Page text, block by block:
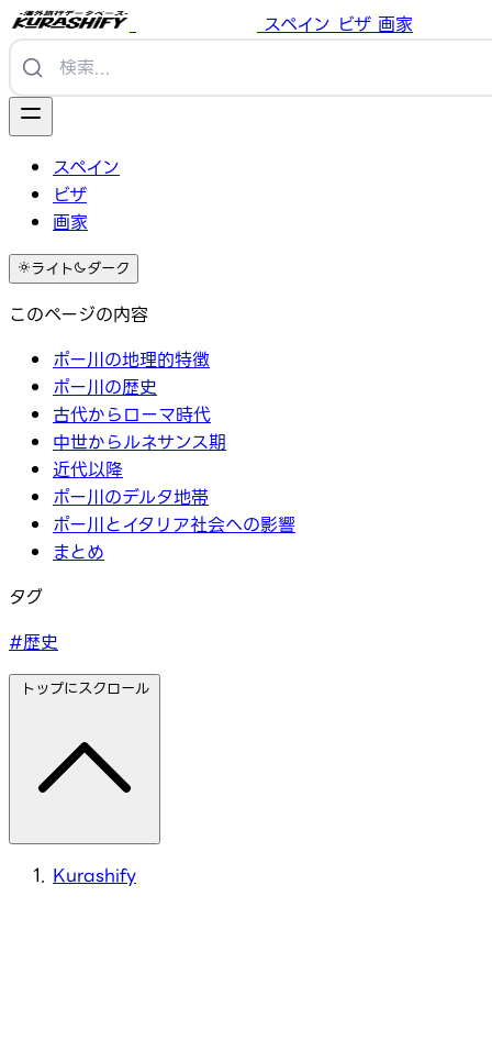
スペイン ビザ 画家
スペイン
ビザ
画家
ライト ダーク
このページの内容
ポー川の地理的特徴
ポー川の歴史
古代からローマ時代
中世からルネサンス期
近代以降
ポー川のデルタ地帯
ポー川とイタリア社会への影響
まとめ
タグ
#歴史
トップにスクロール
Kurashify